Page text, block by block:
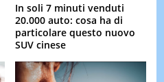
In soli 7 minuti venduti
20.000 auto: cosa ha di
particolare questo nuovo
SUV cinese